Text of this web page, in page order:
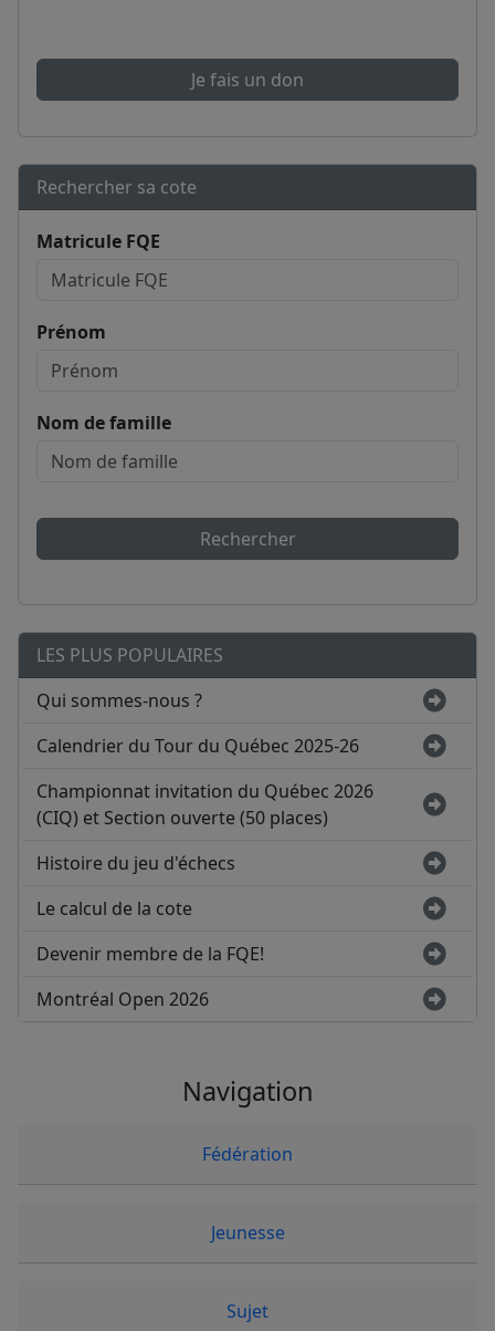
Je fais un don
Rechercher sa cote
Matricule FQE
Prénom
Nom de famille
Rechercher
LES PLUS POPULAIRES
Qui sommes-nous ?
Calendrier du Tour du Québec 2025-26
Championnat invitation du Québec 2026
(CIQ) et Section ouverte (50 places)
Histoire du jeu d'échecs
Le calcul de la cote
Devenir membre de la FQE!
Montréal Open 2026
Navigation
Fédération
Jeunesse
Sujet